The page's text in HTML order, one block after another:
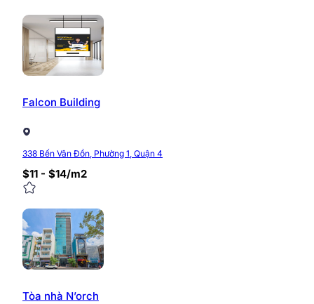
Falcon Building
338 Bến Vân Đồn, Phường 1, Quận 4
$11 - $14/m2
Tòa nhà N’orch